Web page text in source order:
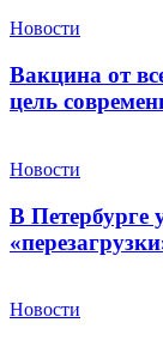
Новости
Вакцина от
цель
Новости
В Петербурге
Новости